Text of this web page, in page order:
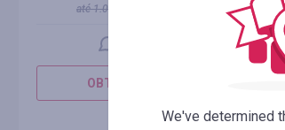
até1.00
OBTER CASHBACK
We've determined